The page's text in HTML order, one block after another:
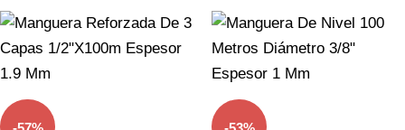
El
Original
El
Actual
El
Original
Era:
El
Actual